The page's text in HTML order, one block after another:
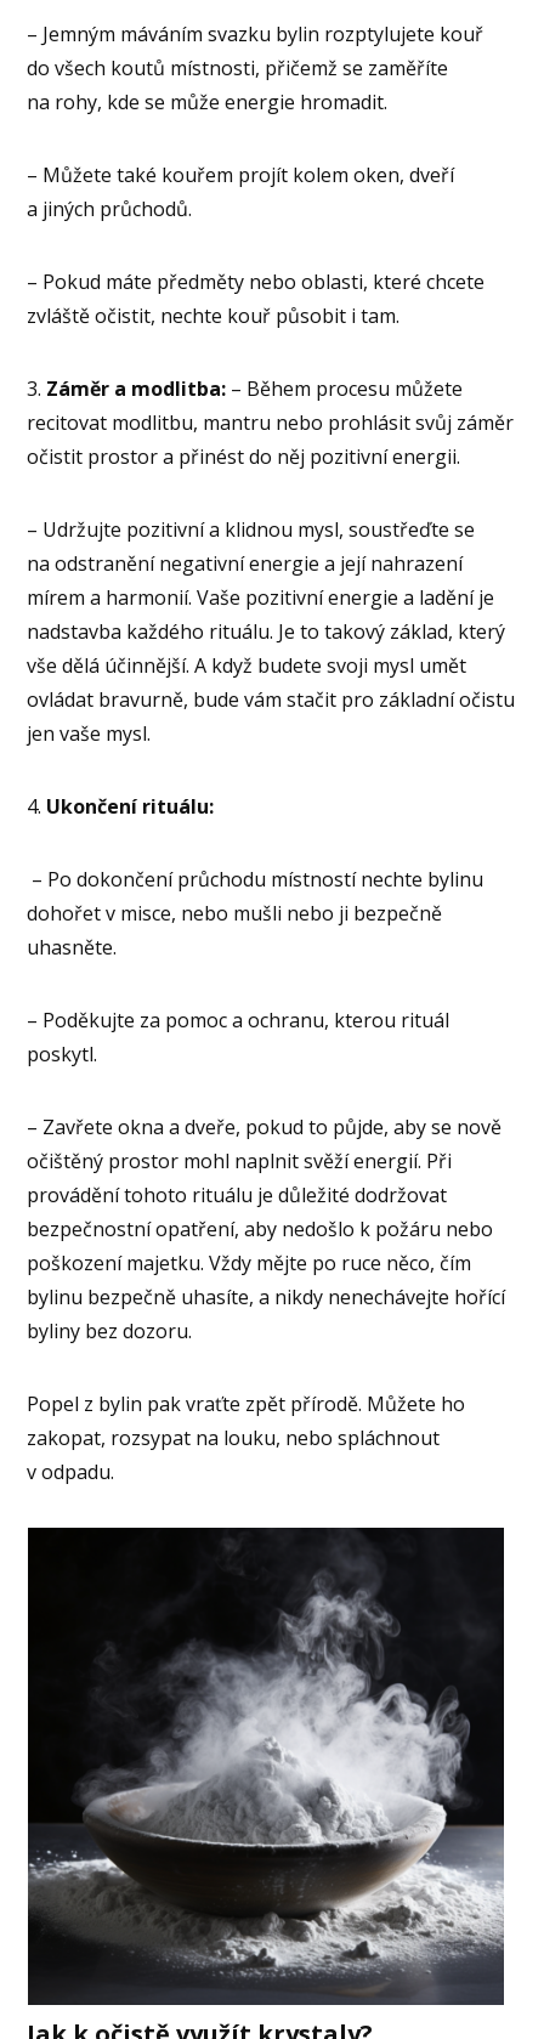
– Jemným máváním svazku bylin rozptylujete kouř
do všech koutů místnosti, přičemž se zaměříte
na rohy, kde se může energie hromadit.
– Můžete také kouřem projít kolem oken, dveří
a jiných průchodů.
– Pokud máte předměty nebo oblasti, které chcete
zvláště očistit, nechte kouř působit i tam.
3. Záměr a modlitba: – Během procesu můžete
recitovat modlitbu, mantru nebo prohlásit svůj záměr
očistit prostor a přinést do něj pozitivní energii.
– Udržujte pozitivní a klidnou mysl, soustřeďte se
na odstranění negativní energie a její nahrazení
mírem a harmonií. Vaše pozitivní energie a ladění je
nadstavba každého rituálu. Je to takový základ, který
vše dělá účinnější. A když budete svoji mysl umět
ovládat bravurně, bude vám stačit pro základní očistu
jen vaše mysl.
4. Ukončení rituálu:
– Po dokončení průchodu místností nechte bylinu
dohořet v misce, nebo mušli nebo ji bezpečně
uhasněte.
– Poděkujte za pomoc a ochranu, kterou rituál
poskytl.
– Zavřete okna a dveře, pokud to půjde, aby se nově
očištěný prostor mohl naplnit svěží energií. Při
provádění tohoto rituálu je důležité dodržovat
bezpečnostní opatření, aby nedošlo k požáru nebo
poškození majetku. Vždy mějte po ruce něco, čím
bylinu bezpečně uhasíte, a nikdy nenechávejte hořící
byliny bez dozoru.
Popel z bylin pak vraťte zpět přírodě. Můžete ho
zakopat, rozsypat na louku, nebo spláchnout
v odpadu.